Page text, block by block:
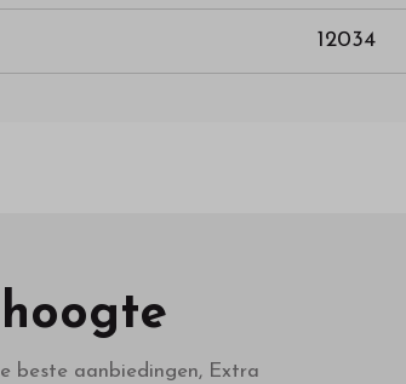
12034
beste aanbiedingen, Extra